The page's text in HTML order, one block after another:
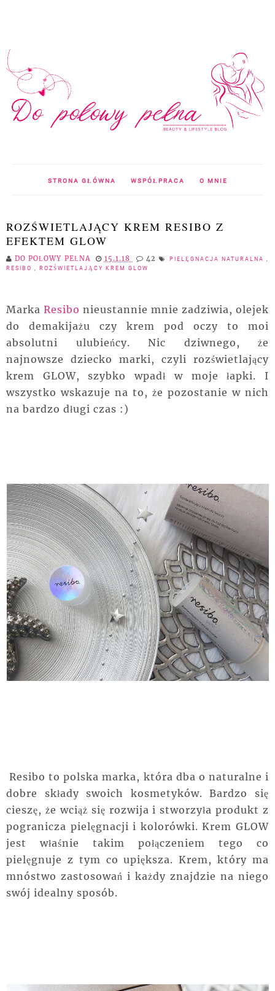
STRONA GŁÓWNA WSPÓŁPRACA O MNIE
ROZŚWIETLAJĄCY KREM RESIBO Z
EFEKTEM GLOW
DO POŁOWY PEŁNA 15.1.18 42 PIELĘGNACJA NATURALNA
RESIBO
ROZŚWIETLAJĄCY KREM GLOW
Marka Resibo nieustannie mnie zadziwia, olejek
do demakijażu czy krem pod oczy to moi
absolutni ulubieńcy. Nic dziwnego, że
najnowsze dziecko marki, czyli rozświetlający
krem GLOW, szybko wpadł w moje łapki. I
wszystko wskazuje na to, że pozostanie w nich
na bardzo długi czas :)
Resibo to polska marka, która dba o naturalne i
dobre składy swoich kosmetyków. Bardzo się
cieszę, że wciąż się rozwija i stworzyła produkt z
pogranicza pielęgnacji i kolorówki. Krem GLOW
jest właśnie takim połączeniem tego co
pielęgnuje z tym co upiększa. Krem, który ma
mnóstwo zastosowań i każdy znajdzie na niego
swój idealny sposób.